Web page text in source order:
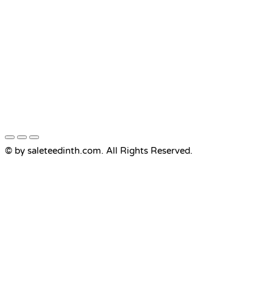
© by saleteedinth.com. All Rights Reserved.